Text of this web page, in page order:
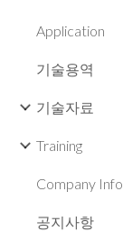
Application
기술용역
기술자료
Training
Company Info
공지사항